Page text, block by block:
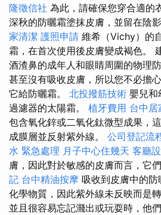
隆徵信社 為此，請確保您穿合適的
深秋的防曬霜塗抹皮膚，並留在陰
家清潔 護照申請 維希（Vichy）的
霜，在首次使用後皮膚變成褐色。
酒渣鼻的成年人和眼睛周圍的物理
甚至沒有吸收皮膚，所以您不必擔
它給防曬霜。 北投撥筋技術 嬰兒和
過濾器的太陽霜。 植牙費用 台中居
包含氧化鋅或二氧化鈦微型成果，
成膜層並反射紫外線。 公司登記流
水 緊急處理 月子中心住幾天 客廳
膚，因此對於敏感的皮膚而言，它
記 台中精油按摩 吸收到皮膚中的
化學物質，因此紫外線未反映而是
並且很容易忘記濺出或玩耍時，他